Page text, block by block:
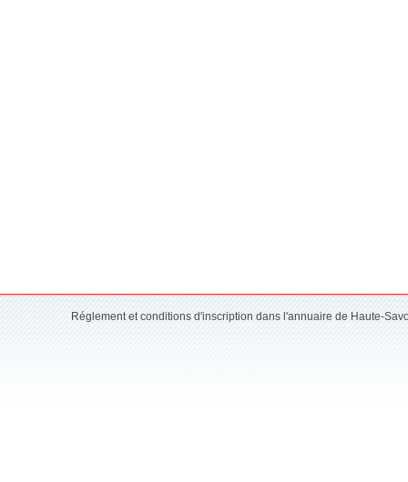
Réglement et conditions d'inscription dans l'annuaire de Haute-